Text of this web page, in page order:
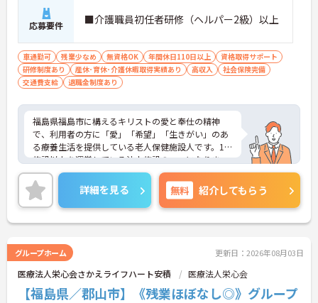
応募要件 ■介護職員初任者研修（ヘルパー2級）以上
車通勤可 残業少なめ 無資格OK 年間休日110日以上
資格取得サポート
研修制度あり
産休･育休･介護休暇取得実績あり 高収入
社会保険完備
交通費支給
退職金制度あり
福島県福島市に構えるキリストの愛と奉仕の精神
で、利用者の方に「愛」「希望」「生きがい」のあ
る療養生活を提供している老人保健施設人です。10
施設以上を運営している法人施設の一つになりま
す。
車通勤可能で残業も少なめです。
ご興味のある方はお気軽にお問い合わせ下さい。
詳細を見る 無料 紹介してもらう
グループホーム 更新日：2026年08月03日
医療法人栄心会さかえライフハート安積 医療法人栄心会
【福島県／郡山市】《残業ほぼなし◎》グループ